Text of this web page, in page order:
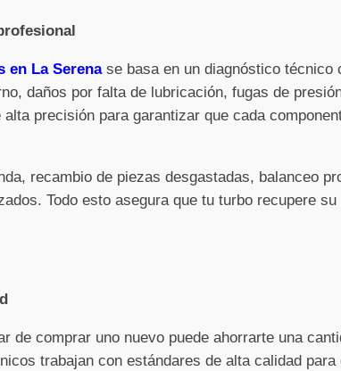
en La Serenase basa en un diagnóstico técnico
daños por falta de lubricación, fugas de
precisión para garantizar que cada
recambio de piezas desgastadas, balanceo
Todo esto asegura que tu turbo recupere
de comprar uno nuevo puede ahorrarte una
trabajan con estándares de alta calidad para